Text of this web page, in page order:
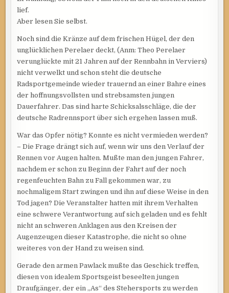
lief.
Aber lesen Sie selbst.
Noch sind die Kränze auf dem frischen Hügel, der den
unglücklichen Perelaer deckt, (Anm: Theo Perelaer
verunglückte mit 21 Jahren auf der Rennbahn in Verviers)
nicht verwelkt und schon steht die deutsche
Radsportgemeinde wieder trauernd an einer Bahre eines
der hoffnungsvollsten und strebsamsten jungen
Dauerfahrer. Das sind harte Schicksalsschläge, die der
deutsche Radrennsport über sich ergehen lassen muß.
War das Opfer nötig? Konnte es nicht vermieden werden?
– Die Frage drängt sich auf, wenn wir uns den Verlauf der
Rennen vor Augen halten. Mußte man den jungen Fahrer,
nachdem er schon zu Beginn der Fahrt auf der noch
regenfeuchten Bahn zu Fall gekommen war, zu
nochmaligem Start zwingen und ihn auf diese Weise in den
Tod jagen? Die Veranstalter hatten mit ihrem Verhalten
eine schwere Verantwortung auf sich geladen und es fehlt
nicht an schweren Anklagen aus den Kreisen der
Augenzeugen dieser Katastrophe, die nicht so ohne
weiteres von der Hand zu weisen sind.
Gerade den armen Pawlack mußte das Geschick treffen,
diesen von idealem Sportsgeist beseelten jungen
Draufgänger, der ein „As“ des Stehersports zu werden